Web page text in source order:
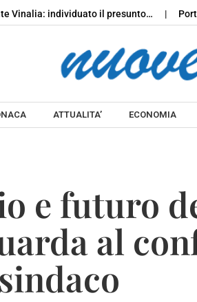
individuato il presunto… Portici,
ATTUALITA’ ECONOMIA
e futuro
al